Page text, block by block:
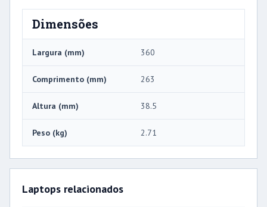
Dimensões
Largura (mm) 360
Comprimento (mm) 263
Altura (mm) 38.5
Peso (kg) 2.71
Laptops relacionados